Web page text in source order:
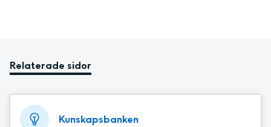
Relaterade sidor
Kunskapsbanken